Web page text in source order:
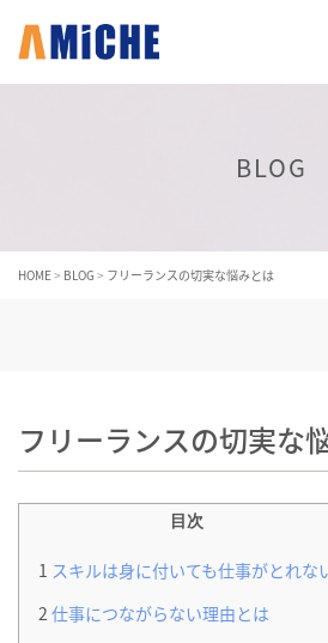
BLOG
HOME> BLOG > フリーランスの切実な悩みとは
フリーランスの切実な
目次
1 スキルは身に付いても仕事がとれな
2 仕事につながらない理由とは